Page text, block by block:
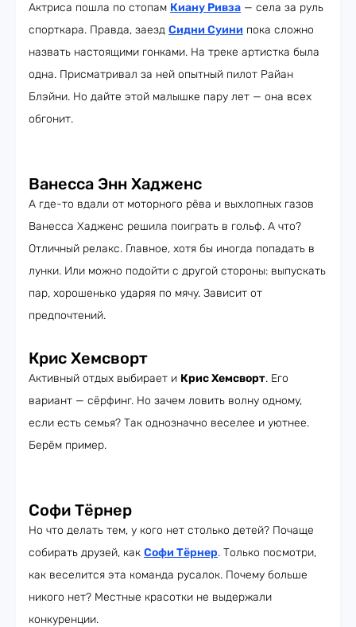
Актриса пошла по стопам Киану Ривза — села за руль
спорткара. Правда, заезд Сидни Суини пока сложно
назвать настоящими гонками. На треке артистка была
одна. Присматривал за ней опытный пилот Райан
Блэйни. Но дайте этой малышке пару лет — она всех
обгонит.
Ванесса Энн Хадженс
А где-то вдали от моторного рёва и выхлопных газов
Ванесса Хадженс решила поиграть в гольф. А что?
Отличный релакс. Главное, хотя бы иногда попадать в
лунки. Или можно подойти с другой стороны: выпускать
пар, хорошенько ударяя по мячу. Зависит от
предпочтений.
Крис Хемсворт
Активный отдых выбирает и Крис Хемсворт. Его
вариант — сёрфинг. Но зачем ловить волну одному,
если есть семья? Так однозначно веселее и уютнее.
Берём пример.
Софи Тёрнер
Но что делать тем, у кого нет столько детей? Почаще
собирать друзей, как Софи Тёрнер. Только посмотри,
как веселится эта команда русалок. Почему больше
никого нет? Местные красотки не выдержали
конкуренции.